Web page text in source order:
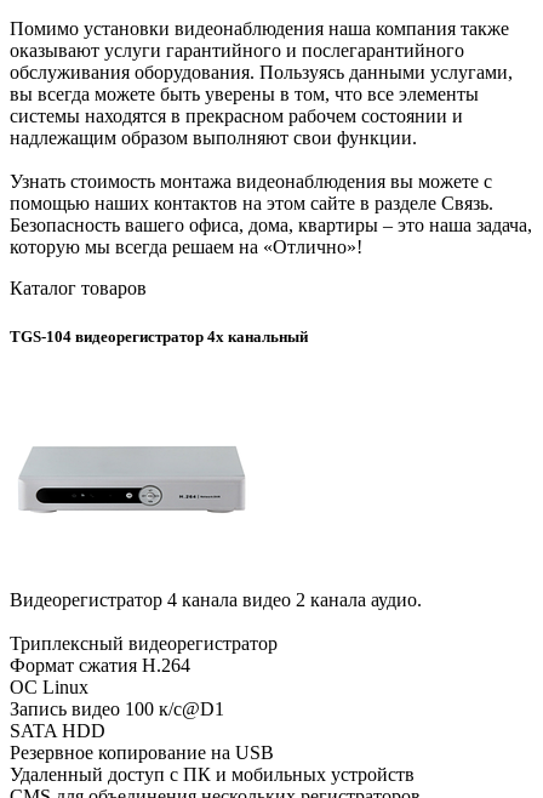
Помимо установки видеонаблюдения наша компания также
оказывают услуги гарантийного и послегарантийного
обслуживания оборудования. Пользуясь данными услугами,
вы всегда можете быть уверены в том, что все элементы
системы находятся в прекрасном рабочем состоянии и
надлежащим образом выполняют свои функции.
Узнать стоимость монтажа видеонаблюдения вы можете с
помощью наших контактов на этом сайте в разделе Связь.
Безопасность вашего офиса, дома, квартиры – это наша задача,
которую мы всегда решаем на «Отлично»!
Каталог товаров
TGS-104 видеорегистратор 4х канальный
Видеорегистратор 4 канала видео 2 канала аудио.
Триплексный видеорегистратор
Формат сжатия H.264
ОС Linux
Запись видео 100 к/с@D1
SATA HDD
Резервное копирование на USB
Удаленный доступ с ПК и мобильных устройств